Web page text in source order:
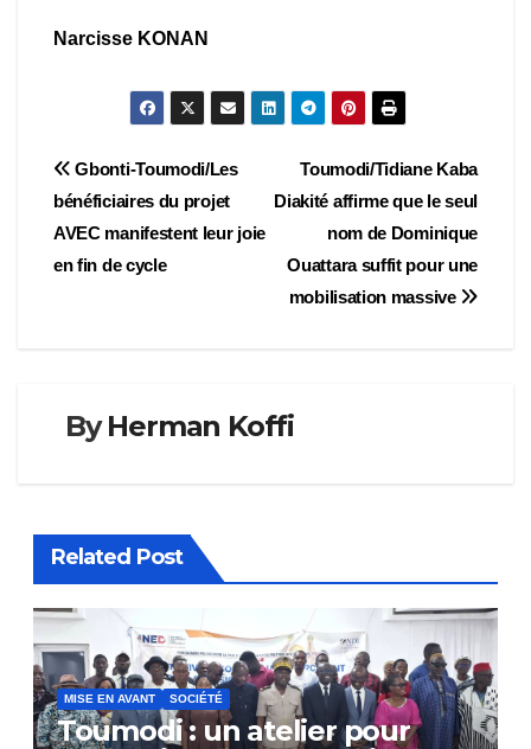
Narcisse KONAN
Navigation
de
l’article
Toumodi/Tidiane Kaba
Diakité affirme que le seul
nom de Dominique
Ouattara suffit pour une
mobilisation massive
Gbonti-Toumodi/Les
bénéficiaires du projet
AVEC manifestent leur joie
en fin de cycle
ByHerman Koffi
Related Post
MISE EN AVANT SOCIÉTÉ
Toumodi : un atelier pour